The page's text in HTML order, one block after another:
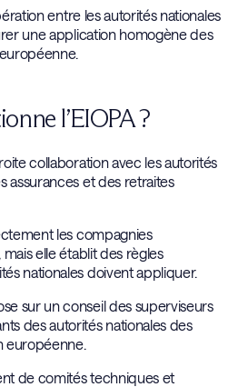
entre les autorités nationales
une application homogène des
l’EIOPA ?
collaboration avec les autorités
assurances et des retraites
les compagnies
elle établit des règles
nationales doivent appliquer.
sur un conseil des superviseurs
des autorités nationales des
européenne.
de comités techniques et